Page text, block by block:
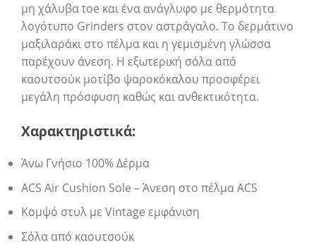
μη χάλυβα toe και ένα ανάγλυφο με θερμότητα
λογότυπο Grinders στον αστράγαλο. Το δερμάτινο
μαξιλαράκι στο πέλμα και η γεμισμένη γλώσσα
παρέχουν άνεση. Η εξωτερική σόλα από
καουτσούκ μοτίβο ψαροκόκαλου προσφέρει
μεγάλη πρόσφυση καθώς και ανθεκτικότητα.
Χαρακτηριστικά:
Άνω Γνήσιο 100% Δέρμα
ACS Air Cushion Sole – Άνεση στο πέλμα ACS
Κομψό στυλ με Vintage εμφάνιση
Σόλα από καουτσούκ